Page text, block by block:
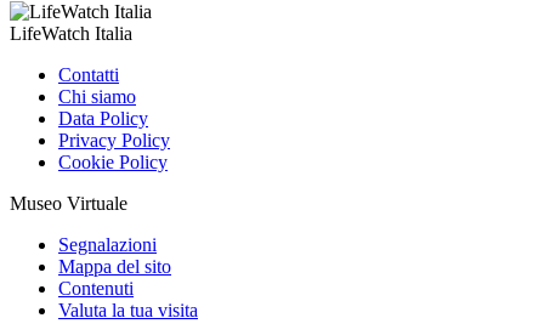
LifeWatch Italia
Contatti
Chi siamo
Data Policy
Privacy Policy
Cookie Policy
Museo Virtuale
Segnalazioni
Mappa del sito
Contenuti
Valuta la tua visita